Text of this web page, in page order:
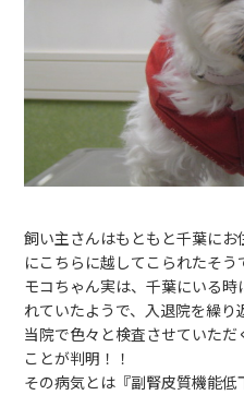
飼い主さんはもともと千葉に
にこちらに越してこられたそう
モコちゃん実は、千葉にいる
れていたようで、入退院を繰り
当院で色々と検査させていた
ことが判明！！
その病気とは『副腎皮質機能